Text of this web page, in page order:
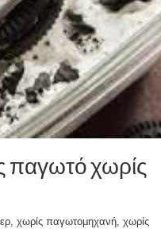
παγωτό χωρίς
χωρίς παγωτομηχανή, χωρίς